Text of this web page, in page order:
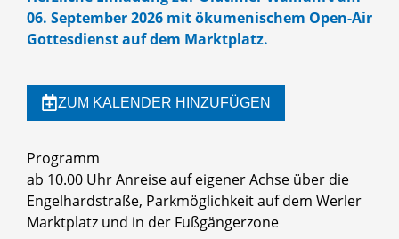
06. September 2026 mit ökumenischem Open-Air
Gottesdienst auf dem Marktplatz.
ZUM KALENDER HINZUFÜGEN
Programm
ab 10.00 Uhr Anreise auf eigener Achse über die
Engelhardstraße, Parkmöglichkeit auf dem Werler
Marktplatz und in der Fußgängerzone